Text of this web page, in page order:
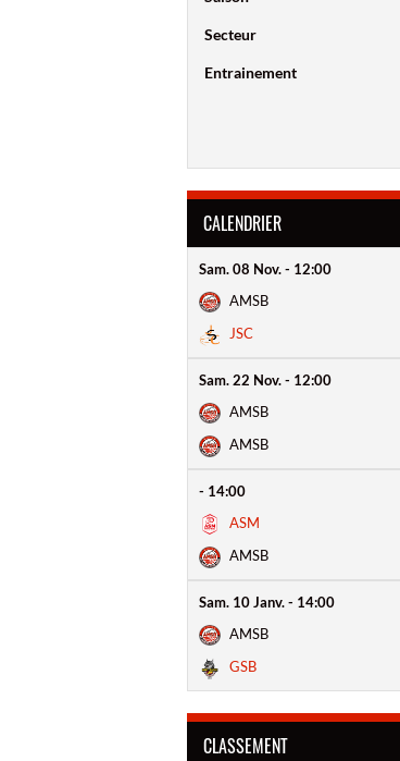
Secteur
Entrainement
CALENDRIER
Sam. 08 Nov. - 12:00
AMSB
JSC
Sam. 22 Nov. - 12:00
AMSB
AMSB
- 14:00
ASM
AMSB
Sam. 10 Janv. - 14:00
AMSB
GSB
CLASSEMENT